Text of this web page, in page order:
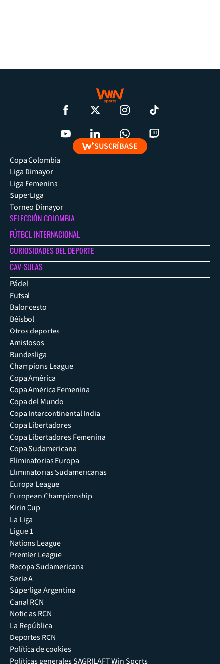
SUSCRÍBASE
Copa Colombia
Liga Dimayor
Liga Femenina
SuperLiga
Torneo Dimayor
SELECCIÓN COLOMBIA
FÚTBOL INTERNACIONAL
CURIOSIDADES DEL DEPORTE
CAV-SULAS
Pádel
Futsal
Baloncesto
Béisbol
Otros deportes
Amistosos
Bundesliga
Champions League
Copa América
Copa América Femenina
Copa del Mundo
Copa Intercontinental India
Copa Libertadores
Copa Libertadores Femenina
Copa Sudamericana
Eliminatorias Europa
Eliminatorias Sudamericanas
Europa League
European Championship
Kirin Cup
La Liga
Ligue 1
Nations League
Premier League
Recopa Sudamericana
Serie A
Súperliga Argentina
Canal RCN
Noticias RCN
La República
Deportes RCN
Política de cookies
Políticas generales SAGRILAFT Win Sports